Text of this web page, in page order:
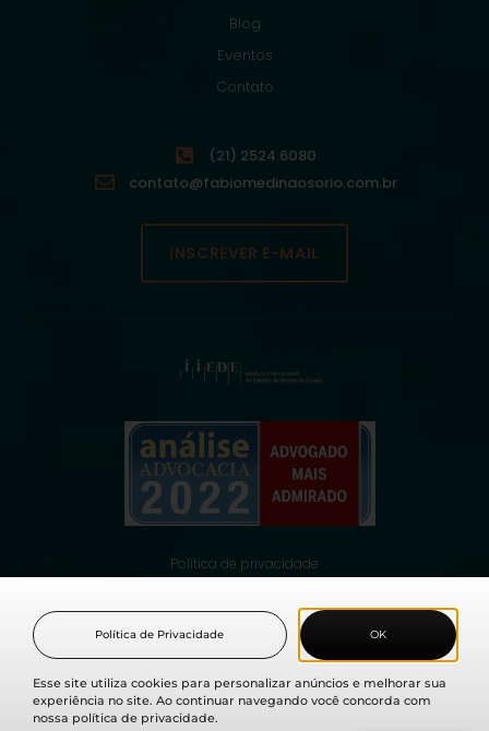
Blog
Eventos
Contato
(21) 2524.6080
contato@fabiomedinaosorio.com.br
INSCREVER E-MAIL
Política de privacidade
© 2021 Fabio Medina Osorio, todos os direitos reservados.
Esse site utiliza cookies para personalizar anúncios e melhorar sua
experiência no site. Ao continuar navegando você concorda com
nossa política de privacidade.
OK
Política de Privacidade